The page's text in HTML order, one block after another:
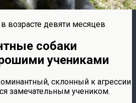
возрасте девяти месяцев
собаки
учениками
склонный к агрессии
замечательным учеником.